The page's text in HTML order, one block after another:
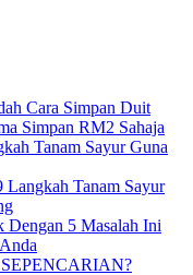
Cara Simpan Duit
Simpan RM2 Sahaja
Tanam Sayur Guna
Tanam Sayur
Dengan 5 Masalah Ini